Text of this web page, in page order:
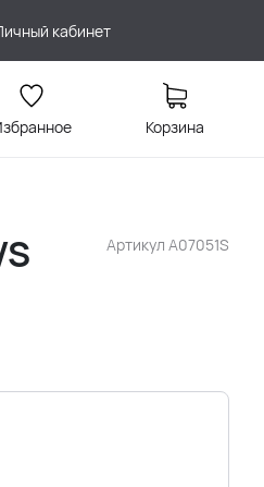
кабинет
Корзина
Артикул A07051S